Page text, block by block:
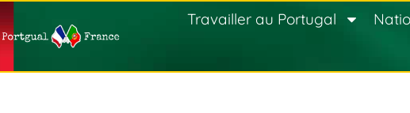
Travailler au Portugal